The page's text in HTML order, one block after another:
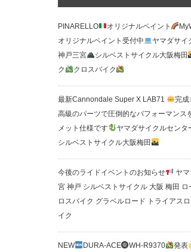
PINARELLO オリジナルペイント
オリジナルペイント受付中
ヤマダサイ
神戸三宮
シルベストサイクル大阪梅田
ク
クロスバイク
最新Cannondale Super X LAB71 完成
高級のパーツで圧倒的なパフォーマンス
メット仕様です
ヤマダサイクルセンタ
シルベストサイクル大阪梅田
今後のライドイベントのお知らせ
ヤ
宮 神戸 シルベストサイクル 大阪 梅田 ロ
ロスバイク グラベルロード トライアス
イク
NEW DURA-ACE WH-R9370 発表